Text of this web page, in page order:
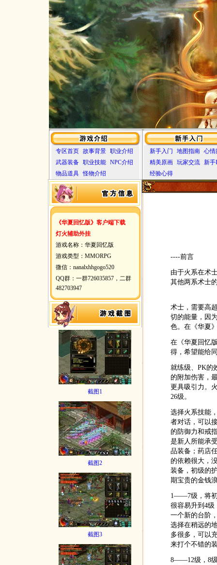
专区首页 故事背景
职业介绍
武器装备
职业技能
NPC介绍
物品道具 怪物介绍
新手入门 地图指南 心情
精美原画 玩家交流 新手
经验心得
《华夏回忆版》客户端下载
灯火辅助外挂
游戏名称：华夏回忆版
游戏类型：MMORPG
微信：nanalxhhgogo520
QQ群：一群726035857，二群
482703947
截图1
截图2
截图3
----前言
由于火系在术
其他两系术士
术士，需要高
切的能量，因
色。在《华夏
在《华夏回忆
得，希望能给
就练级、PK的
的附加伤害，
更具吸引力。
26级。
选择火系技能
者对话，可以
的防御力和戒
是新人所能承
品装备；药店
的依赖很大，
装备，初级的
期宝贵的金钱
1——7级，将初
很容易升到4级
一个新的台阶
选择在稍远的
多很多，可以
来打个不错的
8——12级，8级